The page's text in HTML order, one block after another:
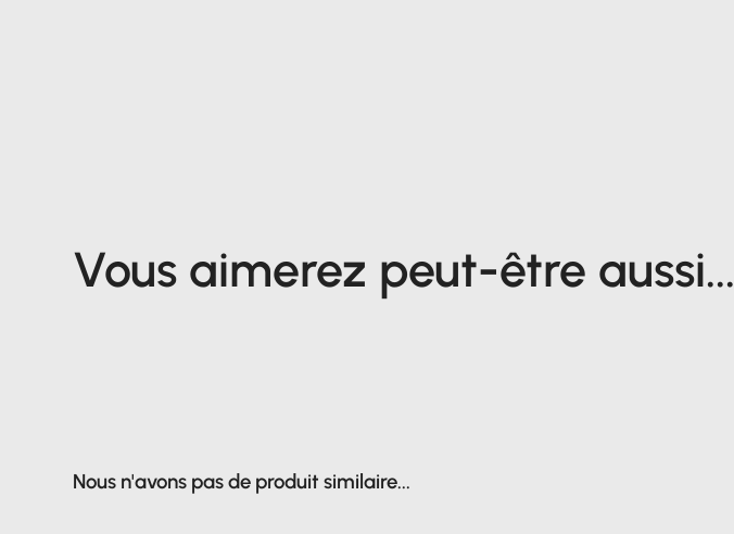
Vous aimerez peut-être aussi...
Nous n'avons pas de produit similaire...